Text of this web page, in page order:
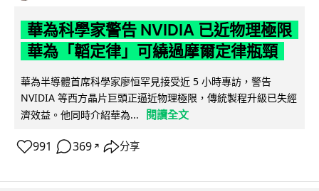
華為科學家警告 NVIDIA 已近物理極限
華為「韜定律」可繞過摩爾定律瓶頸
華為半導體首席科學家廖恒罕見接受近 5 小時專訪，警告
NVIDIA 等西方晶片巨頭正逼近物理極限，傳統製程升級已失經
濟效益。他同時介紹華為...
閱讀全文
991 369 ↗ 分享